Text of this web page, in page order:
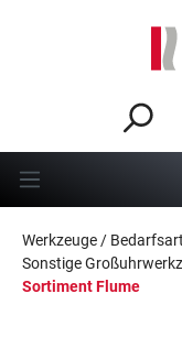
Werkzeuge /
Sonstige
Sortiment Flume